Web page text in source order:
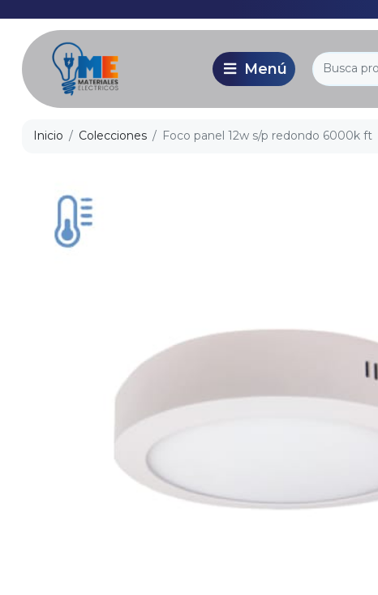
Inicio Colecciones Foco panel 12w s/p redondo 6000k ft